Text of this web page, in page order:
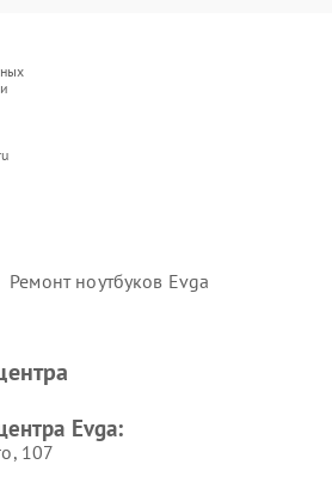
Ремонт ноутбуков Evga
Evga:
107